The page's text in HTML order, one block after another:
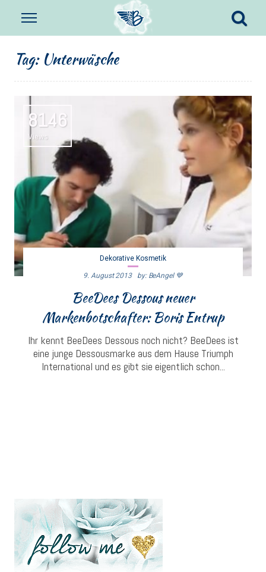
Tag:Unterwäsche
8146
Views
Dekorative Kosmetik
9. August 2013 By: BeAngel 💙
BeeDees Dessous neuer
Markenbotschafter: Boris Entrup
Ihr kennt BeeDees Dessous noch nicht? BeeDees ist
eine junge Dessousmarke aus dem Hause Triumph
International und es gibt sie eigentlich schon...